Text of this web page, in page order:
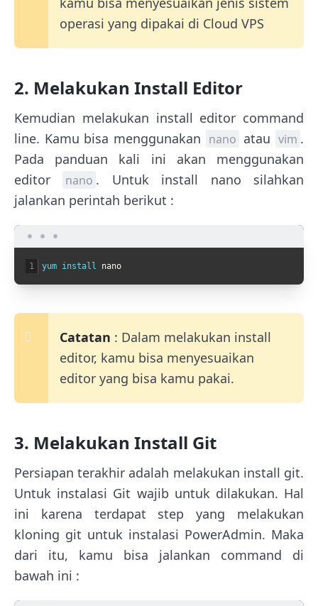
operasi yang dipakai di Cloud VPS
2. Melakukan Install Editor
Kemudian melakukan install editor command
line. Kamu bisa menggunakan nano atau vim .
Pada panduan kali ini akan menggunakan
editor
nano . Untuk install nano silahkan
jalankan perintah berikut :
1 yum install nano
Catatan : Dalam melakukan install
editor, kamu bisa menyesuaikan
editor yang bisa kamu pakai.
3. Melakukan Install Git
Persiapan terakhir adalah melakukan install git.
Untuk instalasi Git wajib untuk dilakukan. Hal
ini karena terdapat step yang melakukan
kloning git untuk instalasi PowerAdmin. Maka
dari itu, kamu bisa jalankan command di
bawah ini :